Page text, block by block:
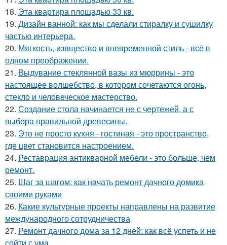
18. Эта квартира площадью 33 кв.
19. Дизайн ванной: как мы сделали стиралку и сушилку
частью интерьера.
20. Мягкость, изящество и вневременной стиль - всё в
одном преображении.
21. Выдувание стеклянной вазы из мюррины - это
настоящее волшебство, в котором сочетаются огонь,
стекло и человеческое мастерство.
22. Создание стола начинается не с чертежей, а с
выбора правильной древесины.
23. Это не просто кухня - гостиная - это пространство,
где цвет становится настроением.
24. Реставрация антикварной мебели - это больше, чем
ремонт.
25. Шаг за шагом: как начать ремонт дачного домика
своими руками
26. Какие культурные проекты направлены на развитие
международного сотрудничества
27. Ремонт дачного дома за 12 дней: как всё успеть и не